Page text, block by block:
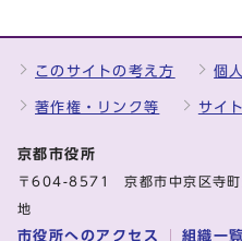
このサイトの考え方 個
著作権・リンク等 サイ
京都市役所
〒604-8571 京都市中京区寺町
地
市役所へのアクセス 組織一覧